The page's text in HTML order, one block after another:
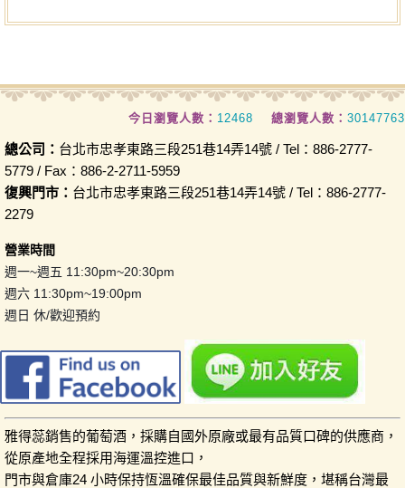
今日瀏覽人數： 12468 總瀏覽人數： 30147763
總公司： 台北市忠孝東路三段251巷14弄14號 / Tel：886-2777-
5779 / Fax：886-2-2711-5959
復興門市： 台北市忠孝東路三段251巷14弄14號 / Tel：886-2777-
2279
營業時間
週一~週五 11:30pm~20:30pm
週六 11:30pm~19:00pm
週日 休/歡迎預約
雅得蕊銷售的葡萄酒，採購自國外原廠或最有品質口碑的供應商，
從原產地全程採用海運溫控進口，
門市與倉庫24 小時保持恆溫確保最佳品質與新鮮度，堪稱台灣最